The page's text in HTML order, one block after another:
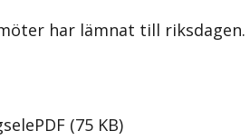
har lämnat till riksdagen.
PDF (75 KB)